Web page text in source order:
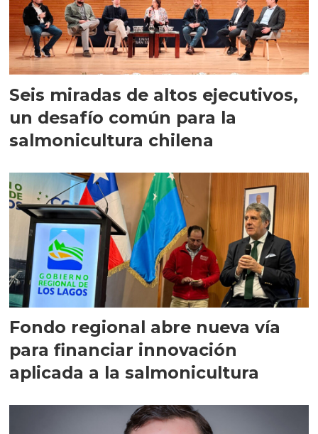
Seis miradas de altos ejecutivos,
un desafío común para la
salmonicultura chilena
Fondo regional abre nueva vía
para financiar innovación
aplicada a la salmonicultura